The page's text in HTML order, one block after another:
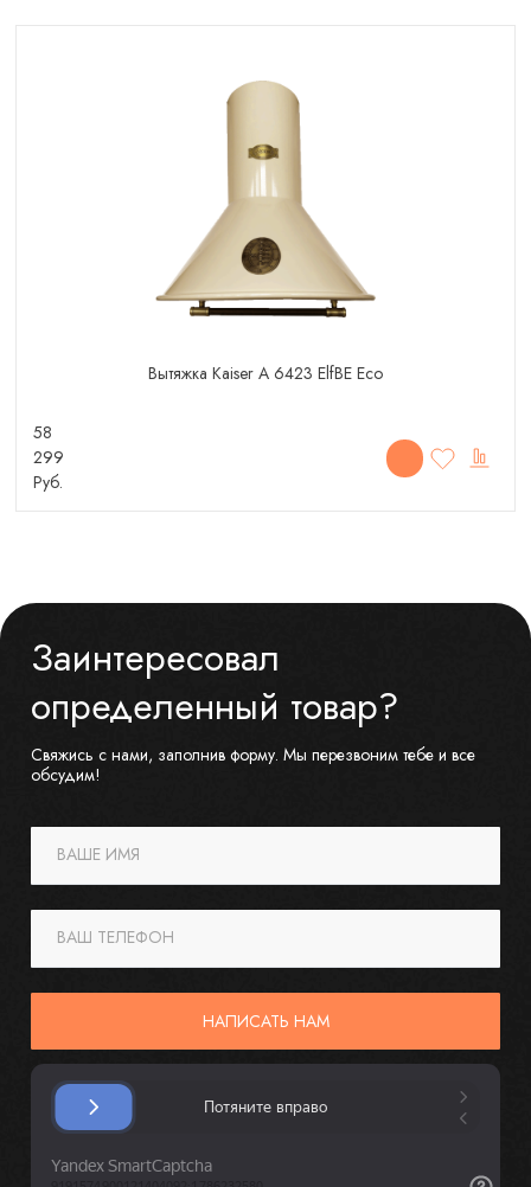
Вытяжка Kaiser A 6423 ElfBE Eco
58
299
Руб.
Заинтересовал
определенный товар?
Свяжись с нами, заполнив форму. Мы перезвоним тебе и все
обсудим!
ВАШЕ ИМЯ
ВАШ ТЕЛЕФОН
НАПИСАТЬ НАМ